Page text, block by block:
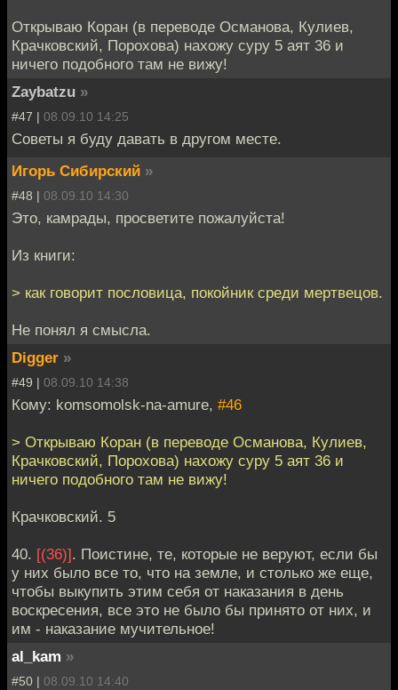
Открываю Коран (в переводе Османова, Кулиев,
Крачковский, Порохова) нахожу суру 5 аят 36 и
ничего подобного там не вижу!
Zaybatzu »
#47 | 08.09.10 14:25
Советы я буду давать в другом месте.
Игорь Сибирский »
#48 | 08.09.10 14:30
Это, камрады, просветите пожалуйста!
Из книги:
> как говорит пословица, покойник среди мертвецов.
Не понял я смысла.
Digger »
#49 | 08.09.10 14:38
Кому: komsomolsk-na-amure, #46
> Открываю Коран (в переводе Османова, Кулиев,
Крачковский, Порохова) нахожу суру 5 аят 36 и
ничего подобного там не вижу!
Крачковский. 5
40. [(36)]. Поистине, те, которые не веруют, если бы
у них было все то, что на земле, и столько же еще,
чтобы выкупить этим себя от наказания в день
воскресения, все это не было бы принято от них, и
им - наказание мучительное!
al_kam »
#50 | 08.09.10 14:40